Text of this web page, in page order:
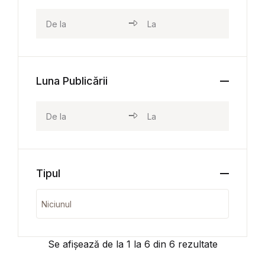
Se afișează de la 1 la 6 din 6 rezultate
Luna Publicării
Tipul